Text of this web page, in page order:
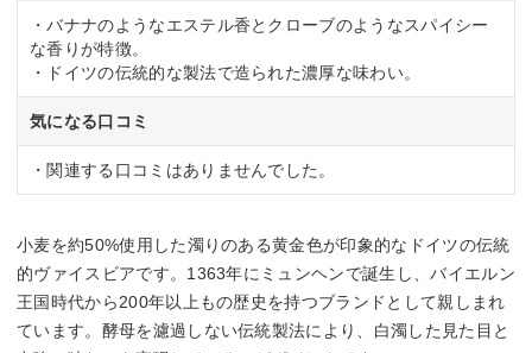
・バナナのようなエステル香とクローブのようなスパイシー
な香りが特徴。
・ドイツの伝統的な製法で造られた濃厚な味わい。
気になる口コミ
・関連する口コミはありませんでした。
小麦を約50%使用した濁りのある黄金色が印象的なドイツの伝統
的ヴァイスビアです。1363年にミュンヘンで誕生し、バイエルン
王国時代から200年以上もの歴史を持つブランドとして親しまれ
ています。酵母を濾過しない伝統製法により、白濁した見た目と